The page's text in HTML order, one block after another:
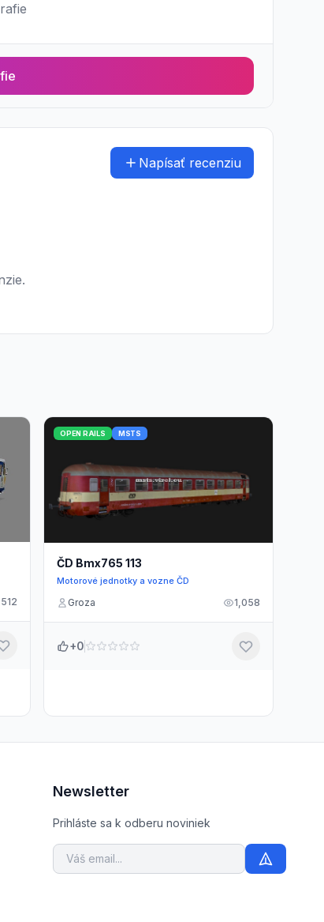
Napísať recenziu
OPEN RAILS MSTS
ČD Bmx765 113
Motorové jednotky a vozne ČD
Groza 1,058
+0
Newsletter
Prihláste sa k odberu noviniek